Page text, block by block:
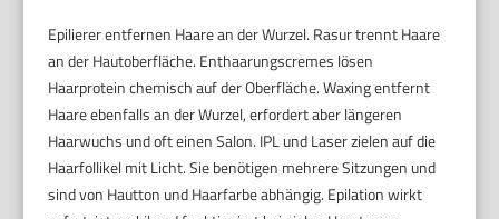
Epilierer entfernen Haare an der Wurzel. Rasur trennt Haare
an der Hautoberfläche. Enthaarungscremes lösen
Haarprotein chemisch auf der Oberfläche. Waxing entfernt
Haare ebenfalls an der Wurzel, erfordert aber längeren
Haarwuchs und oft einen Salon. IPL und Laser zielen auf die
Haarfollikel mit Licht. Sie benötigen mehrere Sitzungen und
sind von Hautton und Haarfarbe abhängig. Epilation wirkt